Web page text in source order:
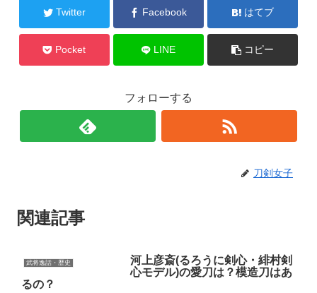
Twitter Facebook はてブ
Pocket LINE コピー
フォローする
刀剣女子
関連記事
武将逸話・歴史
河上彦斎(るろうに剣心・緋村剣
心モデル)の愛刀は？模造刀はあ
るの？